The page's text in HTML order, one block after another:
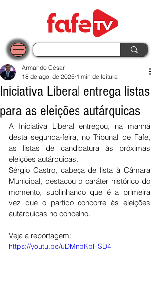
Iniciativa Liberal entrega listas
para as eleições autárquicas
Armando César
18 de ago. de 2025 1 min de leitura
A Iniciativa Liberal entregou, na manhã
desta segunda-feira, no Tribunal de Fafe,
as listas de candidatura às próximas
eleições autárquicas.
Sérgio Castro, cabeça de lista à Câmara
Municipal, destacou o caráter histórico do
momento, sublinhando que é a primeira
vez que o partido concorre às eleições
autárquicas no concelho.
Veja a reportagem:
https://youtu.be/uDMnpKbHSD4